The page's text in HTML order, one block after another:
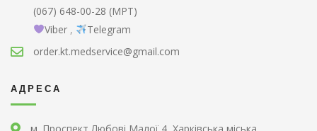
(067) 648-00-28 (МРТ)
Viber ,
Telegram
order.kt.medservice@gmail.com
АДРЕСА